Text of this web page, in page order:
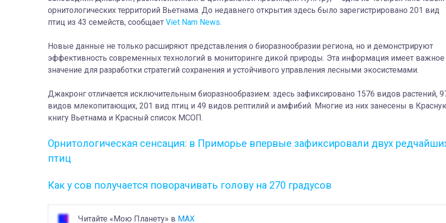
орнитологических территорий Вьетнама. До недавнего открытия здесь было зарегистрировано 201 вид
птиц из 43 семейств, сообщает Viet Nam News.
Новые данные не только расширяют представления о биоразнообразии региона, но и демонстрируют
эффективность современных технологий в мониторинге дикой природы. Эта информация имеет важное
значение для разработки стратегий сохранения и устойчивого управления лесными экосистемами.
Джакронг отличается исключительным биоразнообразием: здесь зафиксировано 1576 видов растений,
видов млекопитающих, 201 вид птиц и 49 видов рептилий и амфибий. Многие из них занесены в
книгу Вьетнама и Красный список МСОП.
Орнитологическая сенсация: в Приморье впервые зафиксировали двух
птиц
Как у сов получается поворачивать голову на 270 градусов
Читайте «Мою Планету» в MAX